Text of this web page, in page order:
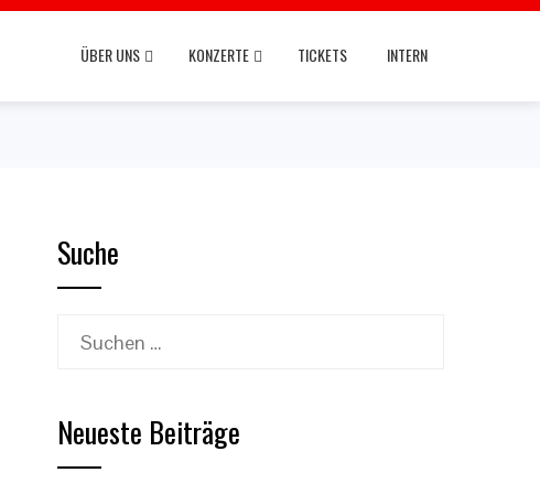
ÜBER UNS KONZERTE TICKETS INTERN
Suche
Suchen
Neueste Beiträge